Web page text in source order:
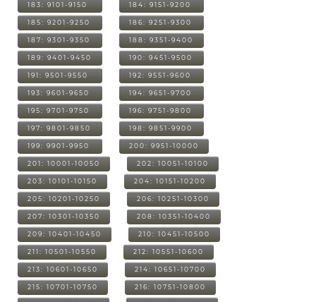
183: 9101-9150 184: 9151-9200
185: 9201-9250 186: 9251-9300
187: 9301-9350 188: 9351-9400
189: 9401-9450 190: 9451-9500
191: 9501-9550 192: 9551-9600
193: 9601-9650 194: 9651-9700
195: 9701-9750 196: 9751-9800
197: 9801-9850 198: 9851-9900
199: 9901-9950 200: 9951-10000
201: 10001-10050 202: 10051-10100
203: 10101-10150 204: 10151-10200
205: 10201-10250 206: 10251-10300
207: 10301-10350 208: 10351-10400
209: 10401-10450 210: 10451-10500
211: 10501-10550 212: 10551-10600
213: 10601-10650 214: 10651-10700
215: 10701-10750 216: 10751-10800